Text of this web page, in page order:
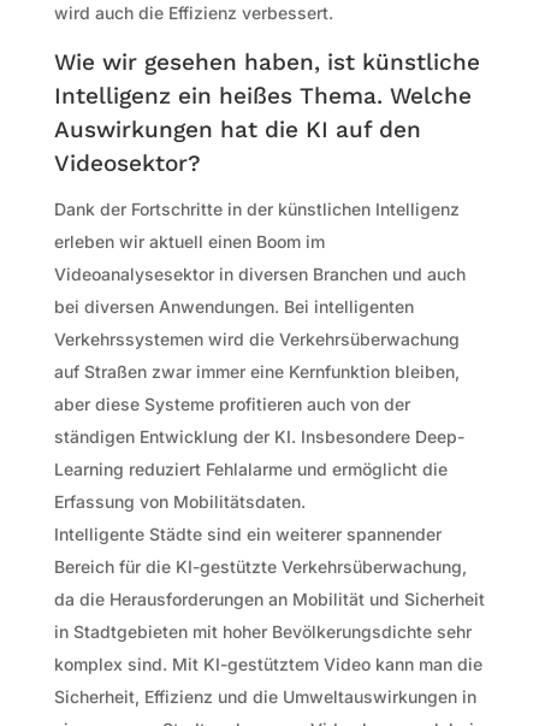
wird auch die Effizienz verbessert.
Wie wir gesehen haben, ist künstliche
Intelligenz ein heißes Thema. Welche
Auswirkungen hat die KI auf den
Videosektor?
Dank der Fortschritte in der künstlichen Intelligenz
erleben wir aktuell einen Boom im
Videoanalysesektor in diversen Branchen und auch
bei diversen Anwendungen. Bei intelligenten
Verkehrssystemen wird die Verkehrsüberwachung
auf Straßen zwar immer eine Kernfunktion bleiben,
aber diese Systeme profitieren auch von der
ständigen Entwicklung der KI. Insbesondere Deep-
Learning reduziert Fehlalarme und ermöglicht die
Erfassung von Mobilitätsdaten.
Intelligente Städte sind ein weiterer spannender
Bereich für die KI-gestützte Verkehrsüberwachung,
da die Herausforderungen an Mobilität und Sicherheit
in Stadtgebieten mit hoher Bevölkerungsdichte sehr
komplex sind. Mit KI-gestütztem Video kann man die
Sicherheit, Effizienz und die Umweltauswirkungen in